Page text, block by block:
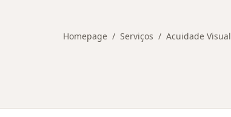
Homepage Serviços Acuidade Visual